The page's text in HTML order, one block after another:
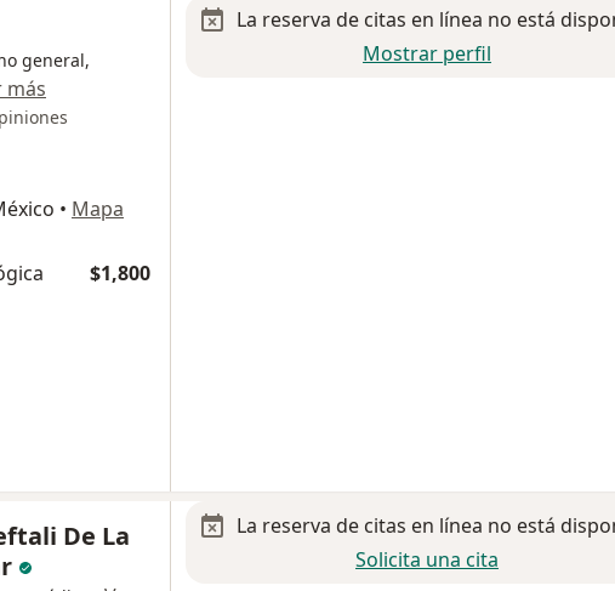
general,
más
• Mapa
$1,800
La reserva de citas en línea no está
Mostrar perfil
De La
La reserva de citas en línea no está
Solicita una cita